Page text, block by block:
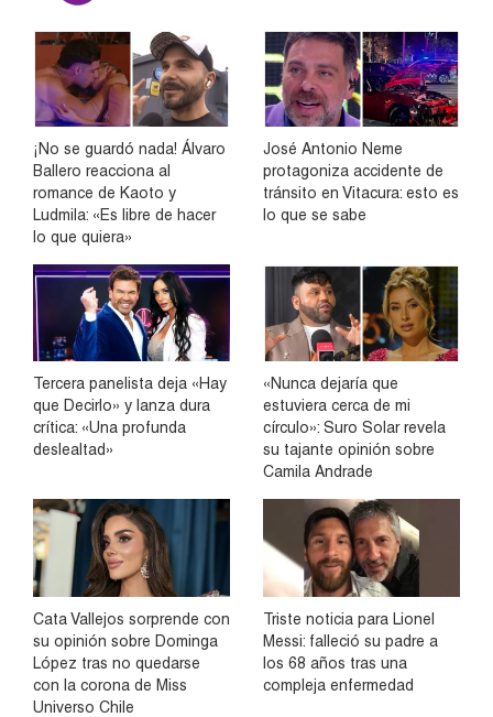
¡No se guardó nada! Álvaro
Ballero reacciona al
romance de Kaoto y
Ludmila: «Es libre de hacer
lo que quiera»
José Antonio Neme
protagoniza accidente de
tránsito en Vitacura: esto es
lo que se sabe
Tercera panelista deja «Hay
que Decirlo» y lanza dura
crítica: «Una profunda
deslealtad»
«Nunca dejaría que
estuviera cerca de mi
círculo»: Suro Solar revela
su tajante opinión sobre
Camila Andrade
Cata Vallejos sorprende con
su opinión sobre Dominga
López tras no quedarse
con la corona de Miss
Universo Chile
Triste noticia para Lionel
Messi: falleció su padre a
los 68 años tras una
compleja enfermedad